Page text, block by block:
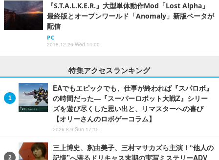
『S.T.A.L.K.E.R.』大型単体動作Mod「Lost Alpha」
最終版とオープンワールド「Anomaly」新版ベータが
配信
PC
2018.12.26 Wed 14:00
特集アクセスランキング
EAでもエピックでも、仕事が終われば『スパロボ』
の時間だった―『スーパーロボット大戦Z』シリー
ズを遊び尽くした思い出と、リマスターへの喜び
【オリーさんのロボゲーコラム】
2026.8.9 Sun 17:15
三上博史、釈由美子、三村マサカズら主演！“他人の
記憶”へ潜るドリキャス末期の実写ミステリーADV